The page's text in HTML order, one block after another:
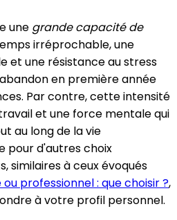
une grande capacité de
irréprochable, une
et une résistance au stress
en première année
Par contre, cette intensité
et une force mentale qui
au long de la vie
pour d'autres choix
similaires à ceux évoqués
professionnel : que choisir ?,
à votre profil personnel.